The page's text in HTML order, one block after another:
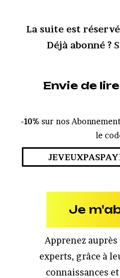
La suite est
Déjà abonné ?
Envie de
-10% sur nos
le
Je
Apprenez
experts, grâce à
connaissances